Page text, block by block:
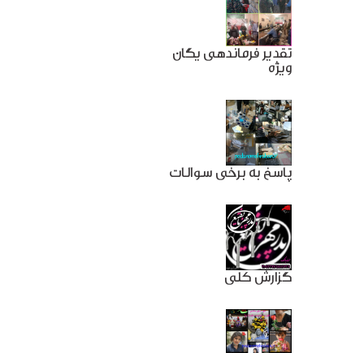
تقدیر فرماندهی یگان
ویژه
پاسخ به برخی سوالات
گزارش کلی